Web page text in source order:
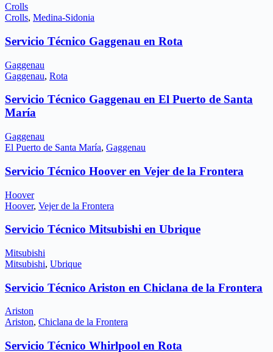
Crolls
Crolls, Medina-Sidonia
Servicio Técnico Gaggenau en Rota
Gaggenau
Gaggenau, Rota
Servicio Técnico Gaggenau en El Puerto de Santa
María
Gaggenau
El Puerto de Santa María, Gaggenau
Servicio Técnico Hoover en Vejer de la Frontera
Hoover
Hoover, Vejer de la Frontera
Servicio Técnico Mitsubishi en Ubrique
Mitsubishi
Mitsubishi, Ubrique
Servicio Técnico Ariston en Chiclana de la Frontera
Ariston
Ariston, Chiclana de la Frontera
Servicio Técnico Whirlpool en Rota